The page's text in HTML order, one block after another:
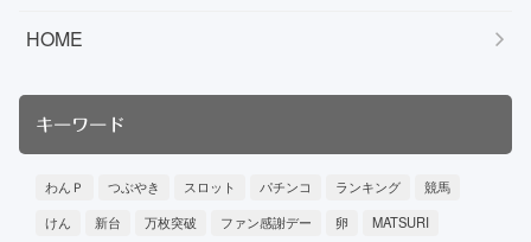
HOME
キーワード
わんＰ つぶやき スロット パチンコ ランキング
競馬
けん
新台 万枚突破 ファン感謝デー 卵
MATSURI